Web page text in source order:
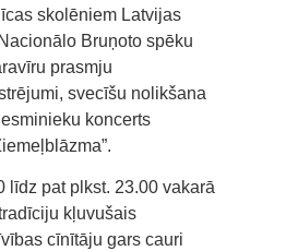
skolēniem Latvijas
Bruņoto spēku
prasmju
svecīšu nolikšana
koncerts
līdz pat plkst. 23.00 vakarā
kļuvušais
cīnītāju gars cauri